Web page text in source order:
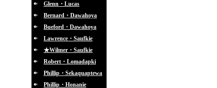
Glenn・Lucas
Bernard・Dawahoya
Bueford・Dawahoya
Lawrence・Saufkie
★Wilmer・Saufkie
Robert・Lomadapki
Phillip・Sekaquaptewa
Phillip・Honanie